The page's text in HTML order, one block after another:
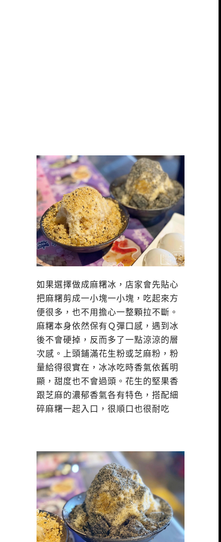
如果選擇做成麻糬冰，店家會先貼心
把麻糬剪成一小塊一小塊，吃起來方
便很多，也不用擔心一整顆拉不斷。
麻糬本身依然保有Ｑ彈口感，遇到冰
後不會硬掉，反而多了一點涼涼的層
次感。上頭鋪滿花生粉或芝麻粉，粉
量給得很實在，冰冰吃時香氣依舊明
顯，甜度也不會過頭。花生的堅果香
跟芝麻的濃郁香氣各有特色，搭配細
碎麻糬一起入口，很順口也很耐吃